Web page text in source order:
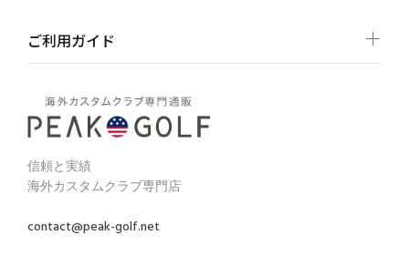
ご利用ガイド
信頼と実績
海外カスタムクラブ専門店
contact@peak-golf.net